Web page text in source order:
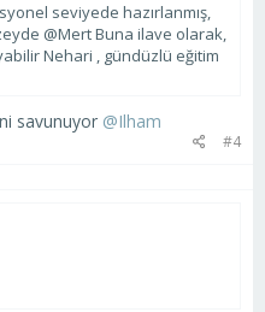
seviyede hazırlanmış,
@Mert Buna ilave olarak,
Nehari , gündüzlü eğitim
savunuyor @Ilham
#4